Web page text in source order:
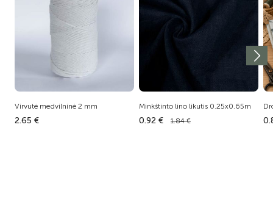
Virvutė medvilninė 2 mm
2.65 €
Minkštinto lino likutis 0.25x0.65m
0.92 € 1.84 €